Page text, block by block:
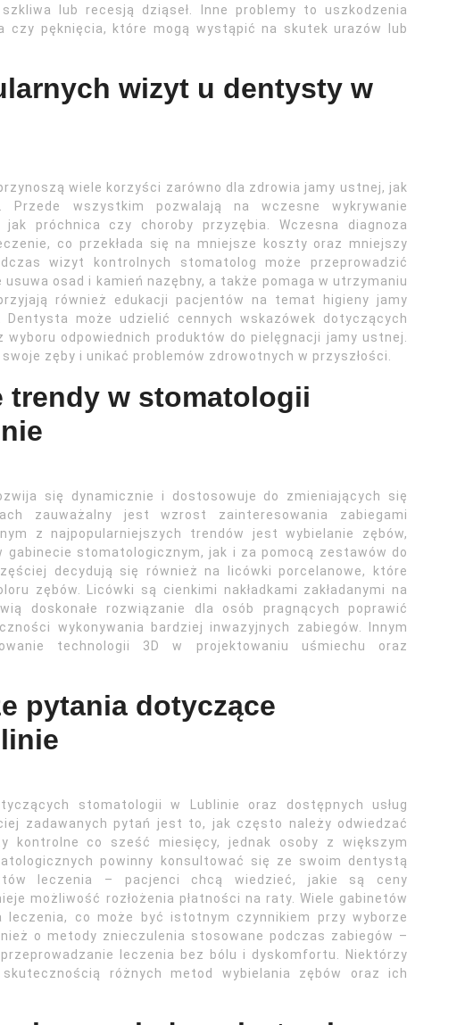
lub recesją dziąseł. Inne problemy to uszkodzenia
czy pęknięcia, które mogą wystąpić na skutek urazów lub
wizyt u dentysty w
wiele korzyści zarówno dla zdrowia jamy ustnej, jak
Przede wszystkim pozwalają na wczesne wykrywanie
próchnica czy choroby przyzębia. Wczesna diagnoza
co przekłada się na mniejsze koszty oraz mniejszy
wizyt kontrolnych stomatolog może przeprowadzić
osad i kamień nazębny, a także pomaga w utrzymaniu
również edukacji pacjentów na temat higieny jamy
może udzielić cennych wskazówek dotyczących
odpowiednich produktów do pielęgnacji jamy ustnej.
zęby i unikać problemów zdrowotnych w przyszłości.
trendy w stomatologii
się dynamicznie i dostosowuje do zmieniających się
zauważalny jest wzrost zainteresowania zabiegami
z najpopularniejszych trendów jest wybielanie zębów,
gabinecie stomatologicznym, jak i za pomocą zestawów do
decydują się również na licówki porcelanowe, które
zębów. Licówki są cienkimi nakładkami zakładanymi na
doskonałe rozwiązanie dla osób pragnących poprawić
wykonywania bardziej inwazyjnych zabiegów. Innym
technologii 3D w projektowaniu uśmiechu oraz
pytania dotyczące
stomatologii w Lublinie oraz dostępnych usług
zadawanych pytań jest to, jak często należy odwiedzać
kontrolne co sześć miesięcy, jednak osoby z większym
powinny konsultować się ze swoim dentystą
leczenia – pacjenci chcą wiedzieć, jakie są ceny
możliwość rozłożenia płatności na raty. Wiele gabinetów
leczenia, co może być istotnym czynnikiem przy wyborze
o metody znieczulenia stosowane podczas zabiegów –
leczenia bez bólu i dyskomfortu. Niektórzy
różnych metod wybielania zębów oraz ich